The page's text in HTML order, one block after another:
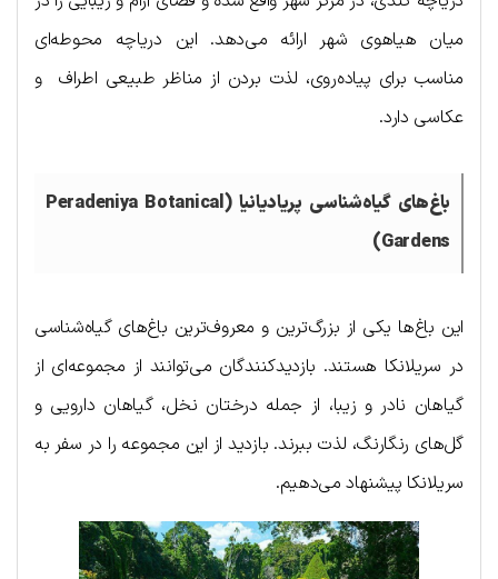
میان هیاهوی شهر ارائه می‌دهد. این دریاچه محوطه‌ای
مناسب برای پیاده‌روی، لذت بردن از مناظر طبیعی اطراف و
عکاسی دارد.
باغ‌های گیاه‌شناسی پریادیانیا (Peradeniya Botanical
Gardens
)
این باغ‌ها یکی از بزرگ‌ترین و معروف‌ترین باغ‌های گیاه‌شناسی
در سریلانکا هستند. بازدیدکنندگان می‌توانند از مجموعه‌ای از
گیاهان نادر و زیبا، از جمله درختان نخل، گیاهان دارویی و
گل‌های رنگارنگ، لذت ببرند. بازدید از این مجموعه را در سفر به
سریلانکا پیشنهاد می‌دهیم.